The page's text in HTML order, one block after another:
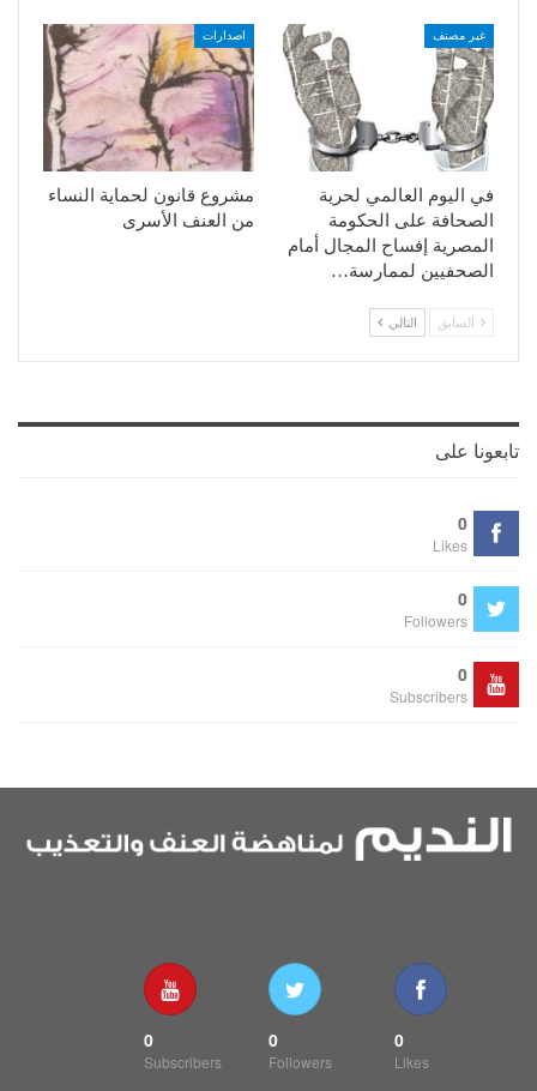
غير مصنف
في اليوم العالمي لحرية
الصحافة على الحكومة
المصرية إفساح المجال أمام
الصحفيين لممارسة…
اصدارات
مشروع قانون لحماية النساء
من العنف الأسرى
السابق التالي
تابعونا على
0
Likes
0
Followers
0
Subscribers
0
Likes
0
Followers
0
Subscribers